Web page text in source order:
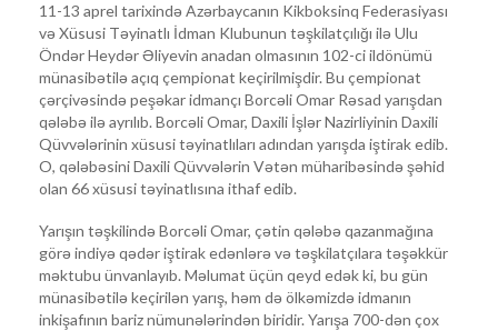
11-13 aprel tarixində Azərbaycanın Kikboksinq Federasiyası
və Xüsusi Təyinatlı İdman Klubunun təşkilatçılığı ilə Ulu
Öndər Heydər Əliyevin anadan olmasının 102-ci ildönümü
münasibətilə açıq çempionat keçirilmişdir. Bu çempionat
çərçivəsində peşəkar idmançı Borcəli Omar Rəsad yarışdan
qələbə ilə ayrılıb. Borcəli Omar, Daxili İşlər Nazirliyinin Daxili
Qüvvələrinin xüsusi təyinatlıları adından yarışda iştirak edib.
O, qələbəsini Daxili Qüvvələrin Vətən müharibəsində şəhid
olan 66 xüsusi təyinatlısına ithaf edib.
Yarışın təşkilində Borcəli Omar, çətin qələbə qazanmağına
görə indiyə qədər iştirak edənlərə və təşkilatçılara təşəkkür
məktubu ünvanlayıb. Məlumat üçün qeyd edək ki, bu gün
münasibətilə keçirilən yarış, həm də ölkəmizdə idmanın
inkişafının bariz nümunələrindən biridir. Yarışa 700-dən çox